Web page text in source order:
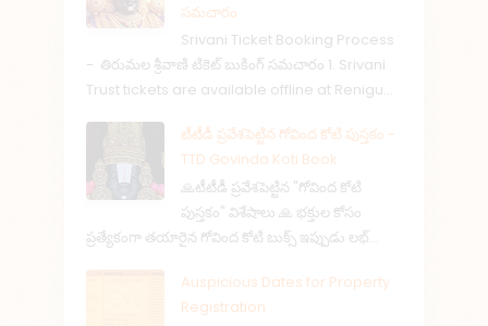
సమచారం
Srivani Ticket Booking Process
- తిరుమల శ్రీవాణి టికెట్ బుకింగ్ సమచారం 1. Srivani
Trust tickets are available offline at Renigu...
టీటీడీ ప్రవేశపెట్టిన గోవింద కోటి పుస్తకం -
TTD Govinda Koti Book
🙏టీటీడీ ప్రవేశపెట్టిన "గోవింద కోటి
పుస్తకం" విశేషాలు 🙏 భక్తుల కోసం
ప్రత్యేకంగా తయారైన గోవింద కోటి బుక్స్ ఇప్పుడు లభ్...
Auspicious Dates for Property
Registration